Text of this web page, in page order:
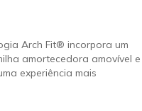
Arch Fit® incorpora um
amortecedora amovível e
experiência mais